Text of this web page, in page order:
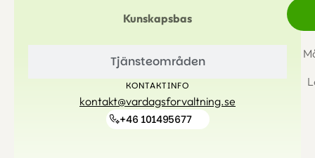
Tjänsteområden
Kunskapsbas
KONTAKTINFO
kontakt@vardagsforvaltning.se
+46 101495677